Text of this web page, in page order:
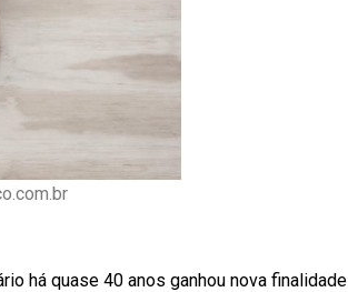
há quase 40 anos ganhou nova finalidade